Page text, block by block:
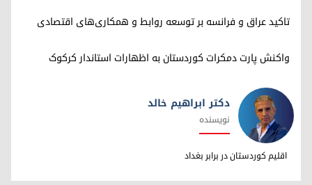
تاکید عراق و فرانسه بر توسعه روابط و همکاری‌های اقتصادی
واکنش پارت دمکرات کوردستان به اظهارات استاندار کرکوک
دکتر ابراهیم خالد
دکتر ابراهیم خالد
نویسنده
اقلیم کوردستان در برابر بغداد